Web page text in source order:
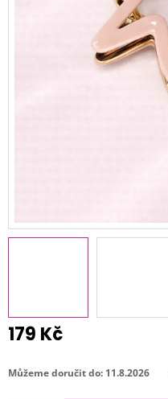
179 Kč
cena:
Můžeme doručit do: 11.8.2026